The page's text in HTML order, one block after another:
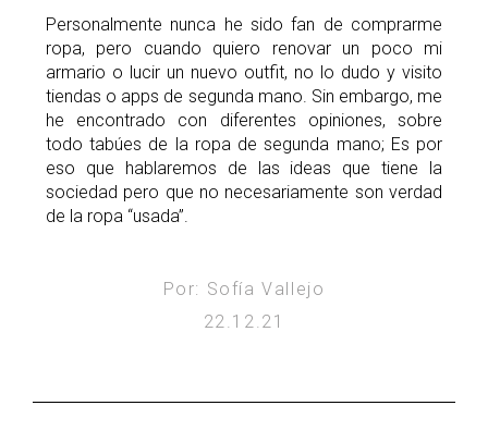
Personalmente nunca he sido fan de comprarme
ropa, pero cuando quiero renovar un poco mi
armario o lucir un nuevo outfit, no lo dudo y visito
tiendas o apps de segunda mano. Sin embargo, me
he encontrado con diferentes opiniones, sobre
todo tabúes de la ropa de segunda mano; Es por
eso que hablaremos de las ideas que tiene la
sociedad pero que no necesariamente son verdad
de la ropa “usada”.
Por: Sofía Vallejo
22.12.21